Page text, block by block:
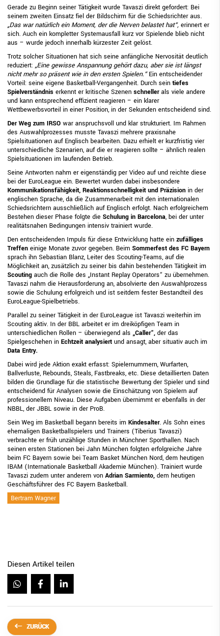
Gerade zu Beginn seiner Tätigkeit wurde Tavaszi direkt gefordert: Bei
seinem zweiten Einsatz fiel der Bildschirm für die Schiedsrichter aus.
„Das war natürlich ein Moment, der die Nerven belastet hat“, erinnert er
sich. Auch ein kompletter Systemausfall kurz vor Spielende blieb nicht
aus – wurde jedoch innerhalb kürzester Zeit gelöst.
Trotz solcher Situationen hat sich seine anfängliche Nervosität deutlich
reduziert: „Eine gewisse Anspannung gehört dazu, aber sie ist längst
nicht mehr so präsent wie in den ersten Spielen.“Ein entscheidender
Vorteil: seine eigene Basketball-Vergangenheit. Durch sein tiefes
Spielverständnis erkennt er kritische Szenen schnellerals viele andere
und kann entsprechend effizient reagieren – ein klarer
Wettbewerbsvorteil in einer Position, in der Sekunden entscheidend sind.
Der Weg zum IRSO war anspruchsvoll und klar strukturiert. Im Rahmen
des Auswahlprozesses musste Tavaszi mehrere praxisnahe
Spielsituationen auf Englisch bearbeiten. Dazu erhielt er kurzfristig vier
unterschiedliche Szenarien, auf die er reagieren sollte – ähnlich realen
Spielsituationen im laufenden Betrieb.
Seine Antworten nahm er eigenständig per Video auf und reichte diese
bei der EuroLeague ein. Bewertet wurden dabei insbesondere
Kommunikationsfähigkeit, Reaktionsschnelligkeit und Präzision in der
englischen Sprache, da die Zusammenarbeit mit den internationalen
Schiedsrichtern ausschließlich auf Englisch erfolgt. Nach erfolgreichem
Bestehen dieser Phase folgte die Schulung in Barcelona, bei der unter
realitätsnahen Bedingungen intensiv trainiert wurde.
Den entscheidenden Impuls für diese Entwicklung hatte ein zufälliges
Treffen einige Monate zuvor gegeben. Beim Sommerfest des FC Bayern
sprach ihn Sebastian Blanz, Leiter des Scouting-Teams, auf die
Möglichkeit an, zusätzlich zu seiner bis dahin bestehenden Tätigkeit im
Scouting auch die Rolle des „Instant Replay Operators“ zu übernehmen.
Tavaszi nahm die Herausforderung an, absolvierte den Auswahlprozess
sowie die Schulung erfolgreich und ist seitdem fester Bestandteil des
EuroLeague-Spielbetriebs.
Parallel zu seiner Tätigkeit in der EuroLeague ist Tavaszi weiterhin im
Scouting aktiv. In der BBL arbeitet er im dreiköpfigen Team in
unterschiedlichen Rollen – überwiegend als „Caller“, der das
Spielgeschehen in Echtzeit analysiert und ansagt, aber situativ auch im
Data Entry.
Dabei wird jede Aktion exakt erfasst: Spielernummern, Wurfarten,
Ballverluste, Rebounds, Steals, Fastbreaks, etc. Diese detaillierten Daten
bilden die Grundlage für die statistische Bewertung der Spieler und sind
entscheidend für Analysen sowie die Einschätzung von Spielern auf
professionellem Niveau. Diese Aufgaben übernimmt er ebenfalls in der
NBBL, der JBBL sowie in der ProB.
Sein Weg im Basketball begann bereits im Kindesalter. Als Sohn eines
ehemaligen Basketballspielers und Trainers (Tiberius Tavaszi)
verbrachte er früh unzählige Stunden in Münchner Sporthallen. Nach
seinen ersten Stationen bei Jahn München folgten erfolgreiche Jahre
beim FC Bayern sowie bei Team Basket München Nord, dem heutigen
IBAM (Internationale Basketball Akademie München). Trainiert wurde
Tavaszi zudem unter anderem von Adrian Sarmiento, dem heutigen
Geschäftsführer des FC Bayern Basketball.
Bertram Wagner
Diesen Artikel teilen
ZURÜCK